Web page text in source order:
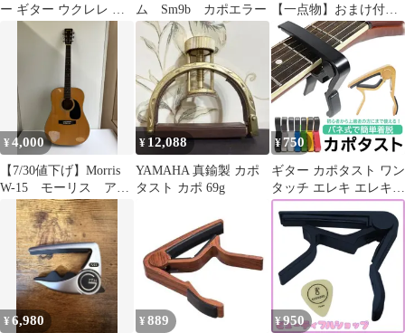
ー ギター ウクレレ ベ
ース 楽器 バイオリン
アコギ 音
ム Sm9b カポエラー
【一点物】おまけ付
き かわいい
¥4,000
【7/30値下げ】Morris
W-15 モーリス アコ
ースティックギター
カポ、ケース付き
¥ 12,088
YAMAHA 真鍮製 カポ
タスト カポ 69g
¥750
ギター カポタスト ワン
タッチ エレキ エレキギ
ター フォーク アコギ
カポ フォーク クラシッ
ク アコースティックギ
ター ギターカポ ウクレ
レ 装着簡単 スピーディ
ー 軽量 ピック コンパ
クト フォークギター お
しゃれ
¥6,980 ¥ 889 ¥950